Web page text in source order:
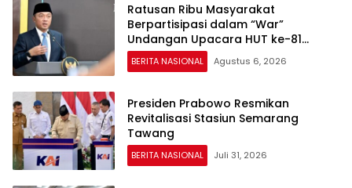
Ratusan Ribu Masyarakat
Berpartisipasi dalam “War”
Undangan Upacara HUT ke-81
Kemerdekaan RI
BERITA NASIONAL Agustus 6, 2026
Presiden Prabowo Resmikan
Revitalisasi Stasiun Semarang
Tawang
BERITA NASIONAL Juli 31, 2026